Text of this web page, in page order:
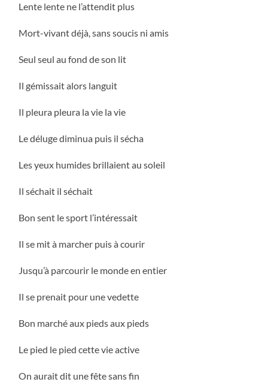
Lente lente ne l’attendit plus
Mort-vivant déjà, sans soucis ni amis
Seul seul au fond de son lit
Il gémissait alors languit
Il pleura pleura la vie la vie
Le déluge diminua puis il sécha
Les yeux humides brillaient au soleil
Il séchait il séchait
Bon sent le sport l’intéressait
Il se mit à marcher puis à courir
Jusqu’à parcourir le monde en entier
Il se prenait pour une vedette
Bon marché aux pieds aux pieds
Le pied le pied cette vie active
On aurait dit une fête sans fin